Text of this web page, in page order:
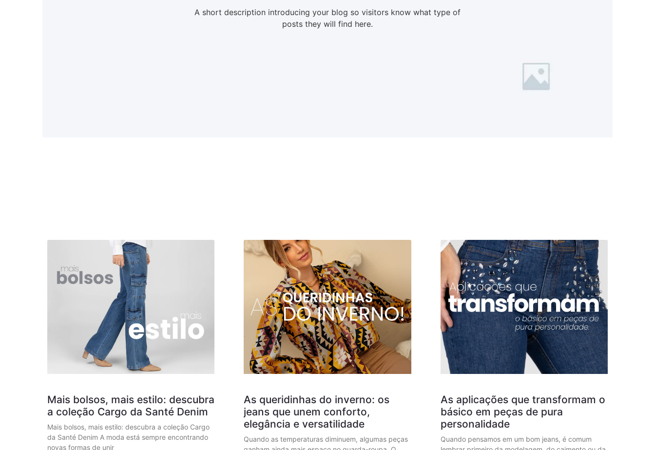
A short description introducing your blog so visitors know what type of
posts they will find here.
Mais bolsos, mais estilo: descubra
a coleção Cargo da Santé Denim
Mais bolsos, mais estilo: descubra a coleção Cargo
da Santé Denim A moda está sempre encontrando
novas formas de unir
As queridinhas do inverno: os
jeans que unem conforto,
elegância e versatilidade
Quando as temperaturas diminuem, algumas peças
As aplicações que transformam o
básico em peças de pura
personalidade
Quando pensamos em um bom jeans, é comum